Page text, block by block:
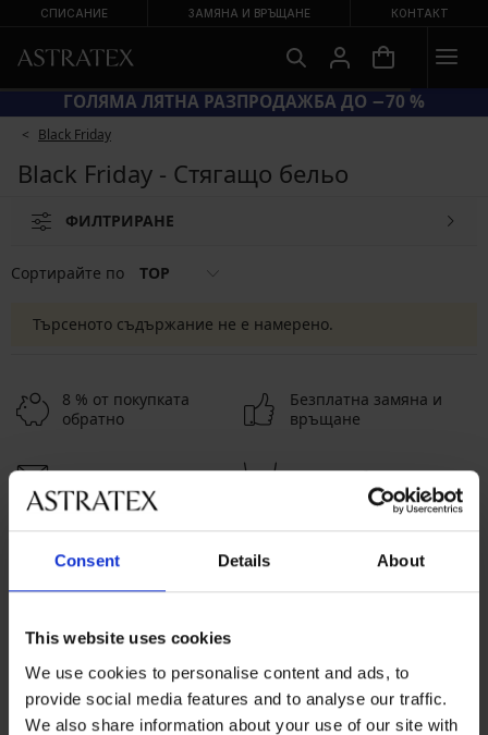
Consent Details About
This website uses cookies
We use cookies to personalise content and ads, to
provide social media features and to analyse our traffic.
We also share information about your use of our site with
СПИСАНИЕ ЗАМЯНА И ВРЪЩАНЕ КОНТАКТ
ГОЛЯМА ЛЯТНА РАЗПРОДАЖБА ДО −70 %
Black Friday
Black Friday - Стягащо бельо
ФИЛТРИРАНЕ
Сортирайте по TOP
Търсеното съдържание не е намерено.
8 % от покупката
обратно
Безплатна замяна и
връщане
Изгодна Как да изберем
Обслужване на клиенти
На разположение сме всеки работен ден от 9:00 до 17:00
042 952927
info@astratex.bg